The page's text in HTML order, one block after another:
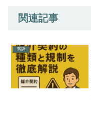
関連記事
宅建